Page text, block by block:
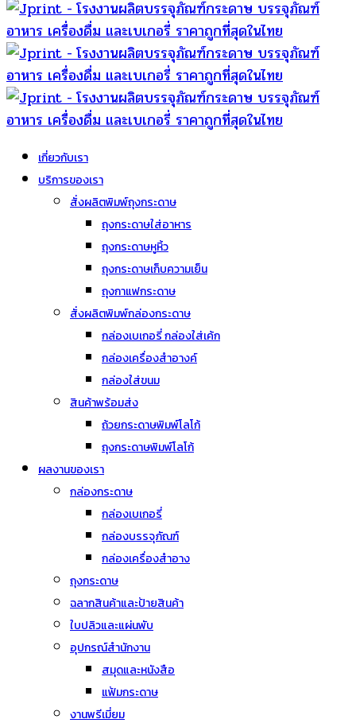
เกี่ยวกับเรา
บริการของเรา
สั่งผลิตพิมพ์ถุงกระดาษ
ถุงกระดาษใส่อาหาร
ถุงกระดาษหูหิ้ว
ถุงกระดาษเก็บความเย็น
ถุงกาแฟกระดาษ
สั่งผลิตพิมพ์กล่องกระดาษ
กล่องเบเกอรี่ กล่องใส่เค้ก
กล่องเครื่องสำอางค์
กล่องใส่ขนม
สินค้าพร้อมส่ง
ถ้วยกระดาษพิมพ์โลโก้
ถุงกระดาษพิมพ์โลโก้
ผลงานของเรา
กล่องกระดาษ
กล่องเบเกอรี่
กล่องบรรจุภัณฑ์
กล่องเครื่องสำอาง
ถุงกระดาษ
ฉลากสินค้าและป้ายสินค้า
ใบปลิวและแผ่นพับ
อุปกรณ์สำนักงาน
สมุดและหนังสือ
แฟ้มกระดาษ
งานพรีเมี่ยม